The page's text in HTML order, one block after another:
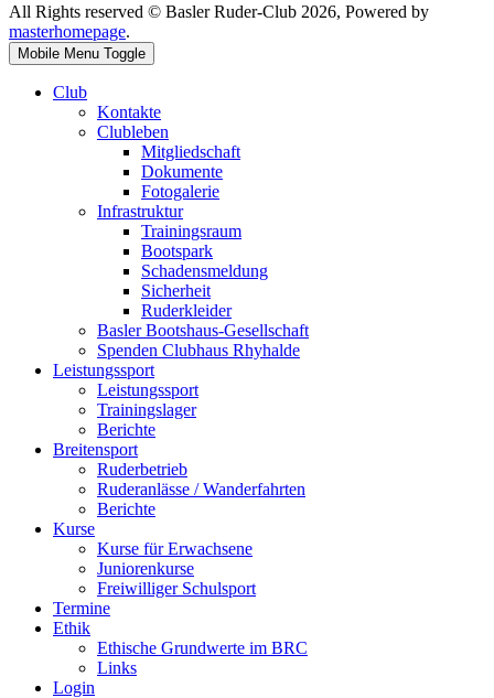
All Rights reserved © Basler Ruder-Club 2026, Powered by
masterhomepage.
Mobile Menu Toggle
Club
Kontakte
Clubleben
Mitgliedschaft
Dokumente
Fotogalerie
Infrastruktur
Trainingsraum
Bootspark
Schadensmeldung
Sicherheit
Ruderkleider
Basler Bootshaus-Gesellschaft
Spenden Clubhaus Rhyhalde
Leistungssport
Leistungssport
Trainingslager
Berichte
Breitensport
Ruderbetrieb
Ruderanlässe / Wanderfahrten
Berichte
Kurse
Kurse für Erwachsene
Juniorenkurse
Freiwilliger Schulsport
Termine
Ethik
Ethische Grundwerte im BRC
Links
Login